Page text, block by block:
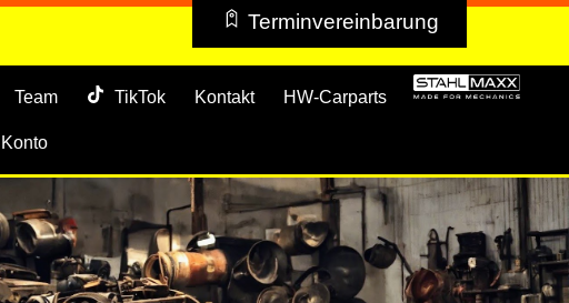
Terminvereinbarung
Team TikTok Kontakt HW-Carparts
Konto